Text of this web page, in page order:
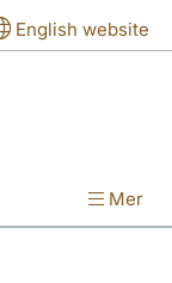
English website
Mer